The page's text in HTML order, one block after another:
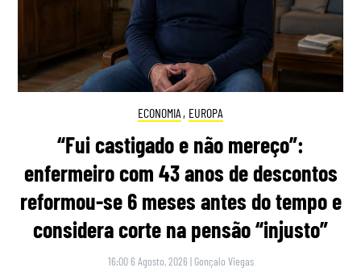
ECONOMIA , EUROPA
“Fui castigado e não mereço”:
enfermeiro com 43 anos de descontos
reformou-se 6 meses antes do tempo e
considera corte na pensão “injusto”
16:00 6 Agosto, 2026 | Gonçalo Viegas